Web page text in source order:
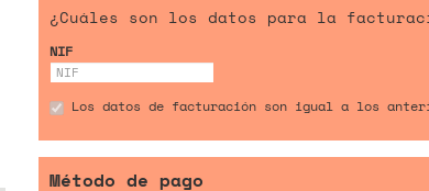
¿Cuáles son los datos para la
NIF
Los datos de facturación son igual a los
Método de pago